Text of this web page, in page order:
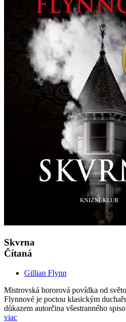
Skvrna
Čítaná
Gillian Flynn
Mistrovská hororová povídka od
Flynnové je poctou klasickým
důkazem autorčina všestranného
viac